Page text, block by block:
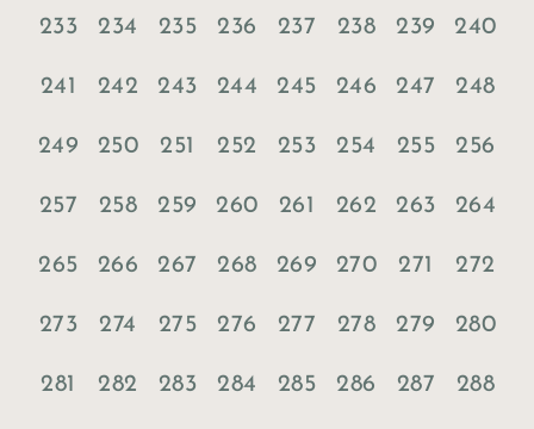
233 234 235 236 237 238 239 240
241 242 243 244 245 246 247 248
249 250 251 252 253 254 255 256
257 258 259 260 261 262 263 264
265 266 267 268 269 270 271 272
273 274 275 276 277 278 279 280
281 282 283 284 285 286 287 288